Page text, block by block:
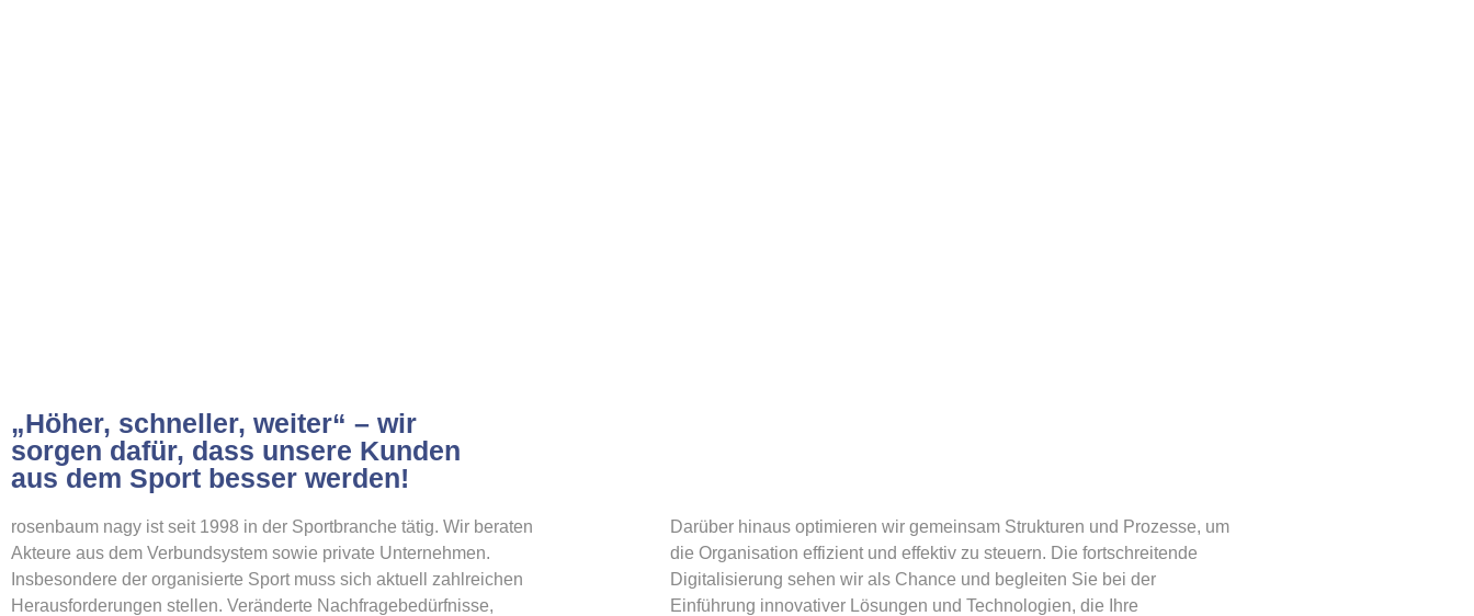
„Höher, schneller, weiter“ – wir
sorgen dafür, dass unsere Kunden
aus dem Sport besser werden!
rosenbaum nagy ist seit 1998 in der Sportbranche tätig. Wir beraten
Akteure aus dem Verbundsystem sowie private Unternehmen.
Insbesondere der organisierte Sport muss sich aktuell zahlreichen
Herausforderungen stellen. Veränderte Nachfragebedürfnisse,
Darüber hinaus optimieren wir gemeinsam Strukturen und Prozesse, um
die Organisation effizient und effektiv zu steuern. Die fortschreitende
Digitalisierung sehen wir als Chance und begleiten Sie bei der
Einführung innovativer Lösungen und Technologien, die Ihre